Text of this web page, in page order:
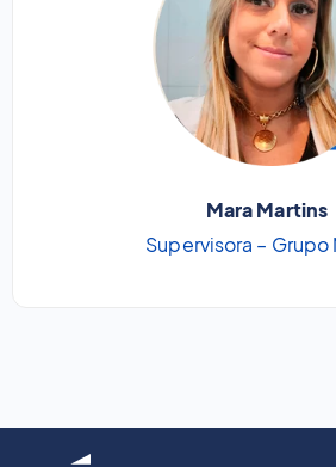
Mara Martins
Supervisora – Grupo